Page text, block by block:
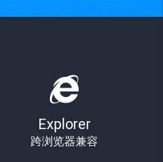
Explorer
跨浏览器兼容